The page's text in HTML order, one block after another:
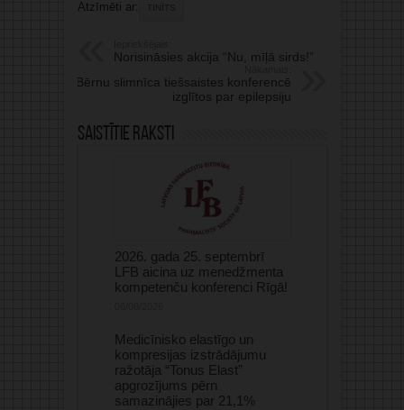
Atzīmēti ar:
Norisināsies akcija “Nu, mīļā sirds!”
Bērnu slimnīca tiešsaistes konferencē
izglītos par epilepsiju
Saistītie raksti
2026. gada 25. septembrī
LFB aicina uz menedžmenta
kompetenču konferenci Rīgā!
Medicīnisko elastīgo un
kompresijas izstrādājumu
ražotāja “Tonus Elast”
apgrozījums pērn
samazinājies par 21,1%